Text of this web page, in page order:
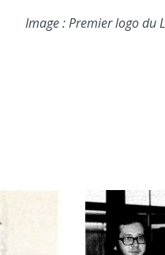
Image : Premier logo du